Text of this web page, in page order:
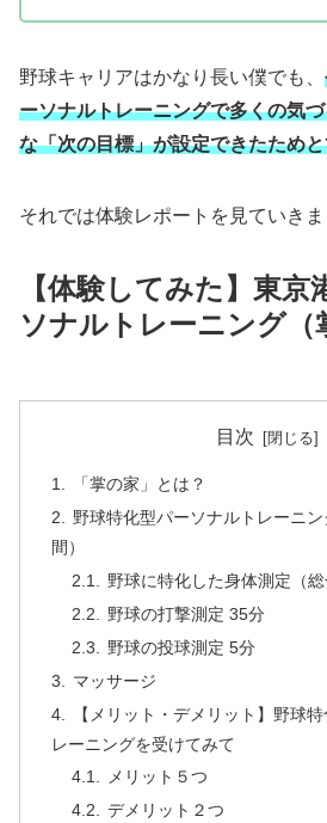
野球キャリアはかなり長い僕でも、
ーソナルトレーニングで多くの気
な「次の目標」が設定できたため
それでは体験レポートを見ていきま
【体験してみた】東京
ソナルトレーニング（
目次
「掌の家」とは？
野球特化型パーソナルトレーニ
間）
野球に特化した身体測定（
野球の打撃測定 35分
野球の投球測定 5分
マッサージ
【メリット・デメリット】野球
レーニングを受けてみて
メリット５つ
デメリット２つ